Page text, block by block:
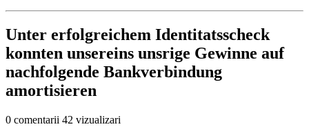
Unter erfolgreichem Identitatsscheck
konnten unsereins unsrige Gewinne auf
nachfolgende Bankverbindung
amortisieren
0 comentarii 42 vizualizari